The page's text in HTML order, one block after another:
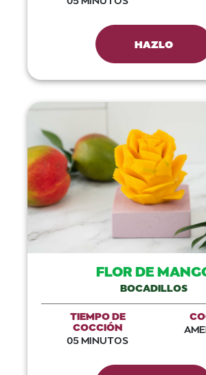
HAZLO
FLOR DE
BOCADILLOS
TIEMPO DE
COCCIÓN
05 MINUTOS